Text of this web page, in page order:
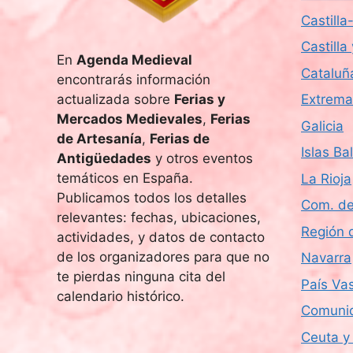
e
E
v
e
n
t
o
s
r
a
a
v
.
En Agenda Medieval
encontrarás información
actualizada sobre Ferias y
Mercados Medievales, Ferias
de Artesanía, Ferias de
Antigüedades y otros eventos
temáticos en España.
Publicamos todos los detalles
relevantes: fechas, ubicaciones,
actividades, y datos de contacto
de los organizadores para que no
te pierdas ninguna cita del
calendario histórico.
Castilla
Galicia
Islas
La Rioja
Com.
Región
Navarra
País
Ceuta